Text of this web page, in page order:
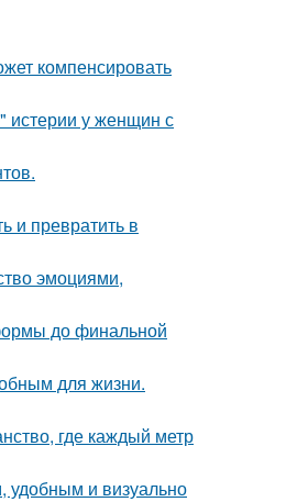
компенсировать
истерии у женщин с
и превратить в
эмоциями,
до финальной
для жизни.
где каждый метр
удобным и визуально